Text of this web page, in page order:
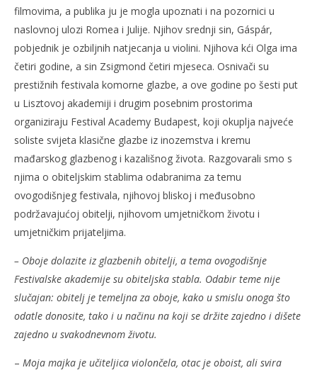
filmovima, a publika ju je mogla upoznati i na pozornici u
naslovnoj ulozi Romea i Julije. Njihov srednji sin, Gáspár,
pobjednik je ozbiljnih natjecanja u violini. Njihova kći Olga ima
četiri godine, a sin Zsigmond četiri mjeseca. Osnivači su
prestižnih festivala komorne glazbe, a ove godine po šesti put
u Lisztovoj akademiji i drugim posebnim prostorima
organiziraju Festival Academy Budapest, koji okuplja najveće
soliste svijeta klasične glazbe iz inozemstva i kremu
mađarskog glazbenog i kazališnog života. Razgovarali smo s
njima o obiteljskim stablima odabranima za temu
ovogodišnjeg festivala, njihovoj bliskoj i međusobno
podržavajućoj obitelji, njihovom umjetničkom životu i
umjetničkim prijateljima.
– Oboje dolazite iz glazbenih obitelji, a tema ovogodišnje
Festivalske akademije su obiteljska stabla. Odabir teme nije
slučajan: obitelj je temeljna za oboje, kako u smislu onoga što
odatle donosite, tako i u načinu na koji se držite zajedno i dišete
zajedno u svakodnevnom životu.
– Moja majka je učiteljica violončela, otac je oboist, ali svira